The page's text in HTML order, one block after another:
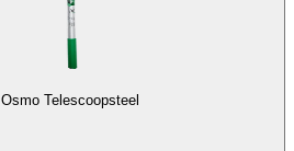
Osmo Telescoopsteel